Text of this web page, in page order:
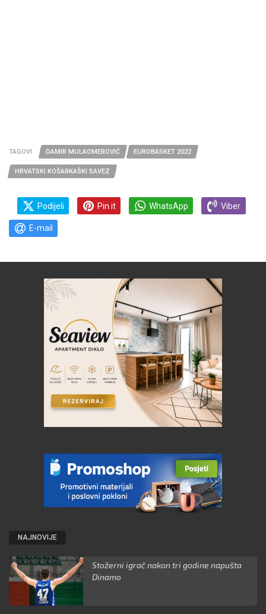
TAGOVI DAMIR MULAOMEROVIĆ EUROBASKET 2022
HRVATSKI KOŠARKAŠKI SAVEZ
Podijeli Pin it WhatsApp Viber
E-mail
NAJNOVIJE
Stožerni igrač nakon tri godine napušta
Dinamo